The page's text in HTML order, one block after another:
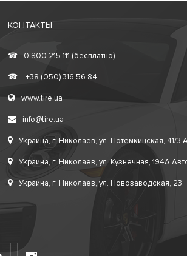
КОНТАКТЫ
☎ 0 800 215 111 (бесплатно)
☎ +38 (050) 316 56 84
www.tire.ua
info@tire.ua
Украина, г. Николаев, ул. Потемкинская, 41/3
Украина, г. Николаев, ул. Кузнечная, 194А
Украина, г. Николаев, ул. Новозаводская, 23.